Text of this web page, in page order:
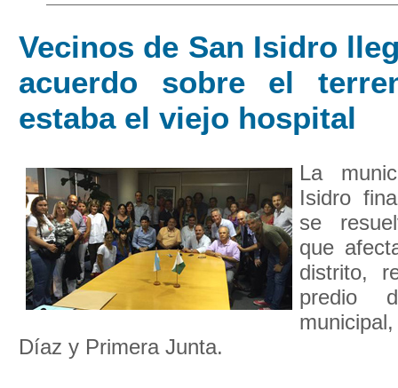
Vecinos de San Isidro
acuerdo sobre el
estaba el viejo hospital
La
Isidro
se
que
distrito,
predio
Díaz y Primera Junta.